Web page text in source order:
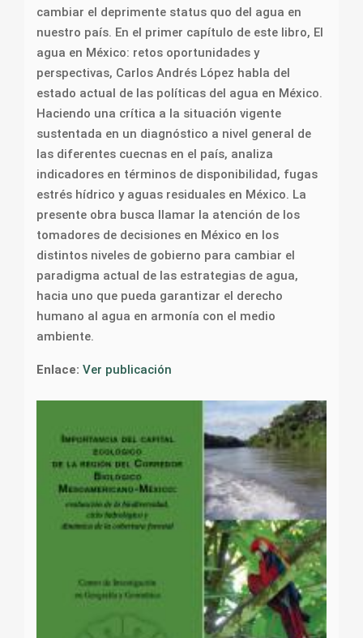
cambiar el deprimente status quo del agua en
nuestro país. En el primer capítulo de este libro, El
agua en México: retos oportunidades y
perspectivas, Carlos Andrés López habla del
estado actual de las políticas del agua en México.
Haciendo una crítica a la situación vigente
sustentada en un diagnóstico a nivel general de
las diferentes cuecnas en el país, analiza
indicadores en términos de disponibilidad, fugas
estrés hídrico y aguas residuales en México. La
presente obra busca llamar la atención de los
tomadores de decisiones en México en los
distintos niveles de gobierno para cambiar el
paradigma actual de las estrategias de agua,
hacia uno que pueda garantizar el derecho
humano al agua en armonía con el medio
ambiente.
Enlace: Ver publicación